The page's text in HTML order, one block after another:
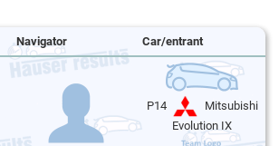
Navigator Car/entrant
P14
Mitsubishi
Evolution IX